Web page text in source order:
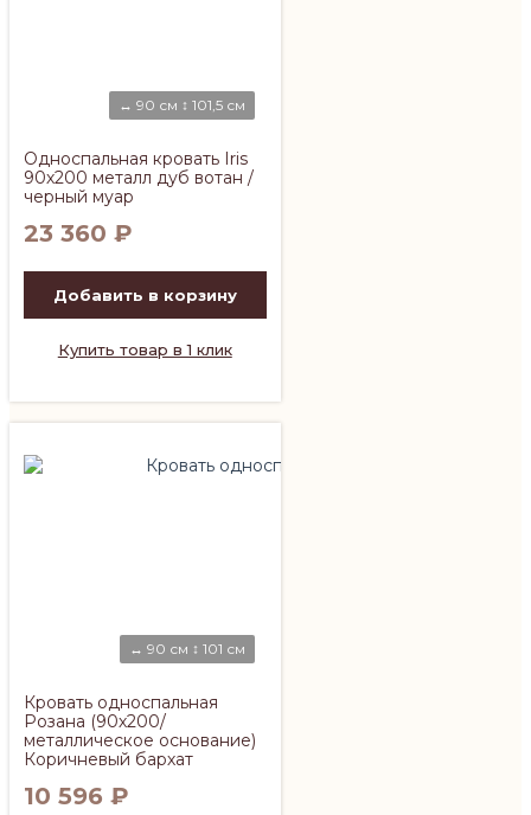
↔ 90 см ↕ 101,5 см
Односпальная кровать Iris
90х200 металл дуб вотан /
черный муар
23 360 ₽
Добавить в корзину
Купить товар в 1 клик
↔ 90 см ↕ 101 см
Кровать односпальная
Розана (90х200/
металлическое основание)
Коричневый бархат
10 596 ₽